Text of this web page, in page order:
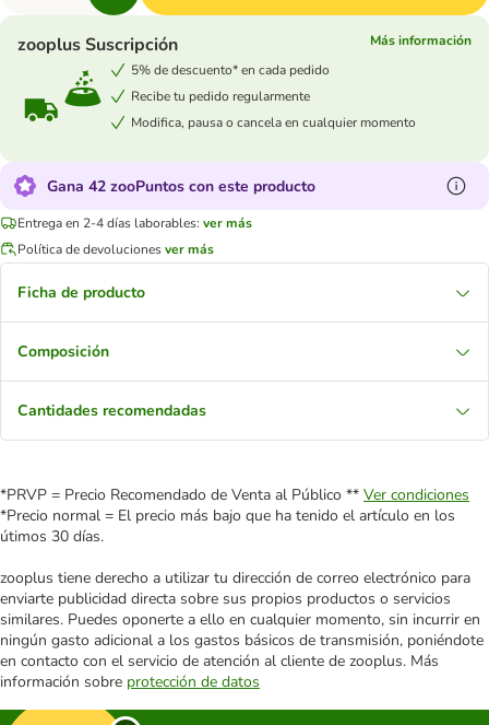
zooplus Suscripción
Más información
5% de descuento* en cada pedido
Recibe tu pedido regularmente
Modifica, pausa o cancela en cualquier momento
Gana 42 zooPuntos con este producto
Entrega en 2-4 días laborables: ver más
Política de devolucionesver más
Ficha de producto
Composición
Cantidades recomendadas
*PRVP = Precio Recomendado de Venta al Público ** Ver condiciones
*Precio normal = El precio más bajo que ha tenido el artículo en los
útimos 30 días.
zooplus tiene derecho a utilizar tu dirección de correo electrónico para
enviarte publicidad directa sobre sus propios productos o servicios
similares. Puedes oponerte a ello en cualquier momento, sin incurrir en
ningún gasto adicional a los gastos básicos de transmisión, poniéndote
en contacto con el servicio de atención al cliente de zooplus. Más
información sobre protección de datos